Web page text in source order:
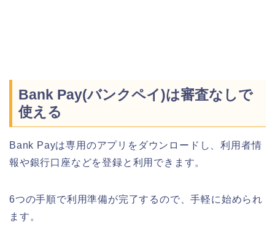
Bank Pay(バンクペイ)は審査なしで
使える
Bank Payは専用のアプリをダウンロードし、利用者情
報や銀行口座などを登録と利用できます。
6つの手順で利用準備が完了するので、手軽に始められ
ます。